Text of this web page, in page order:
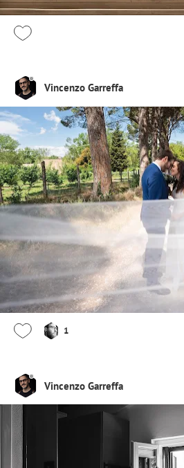
Vincenzo Garreffa
1
Vincenzo Garreffa